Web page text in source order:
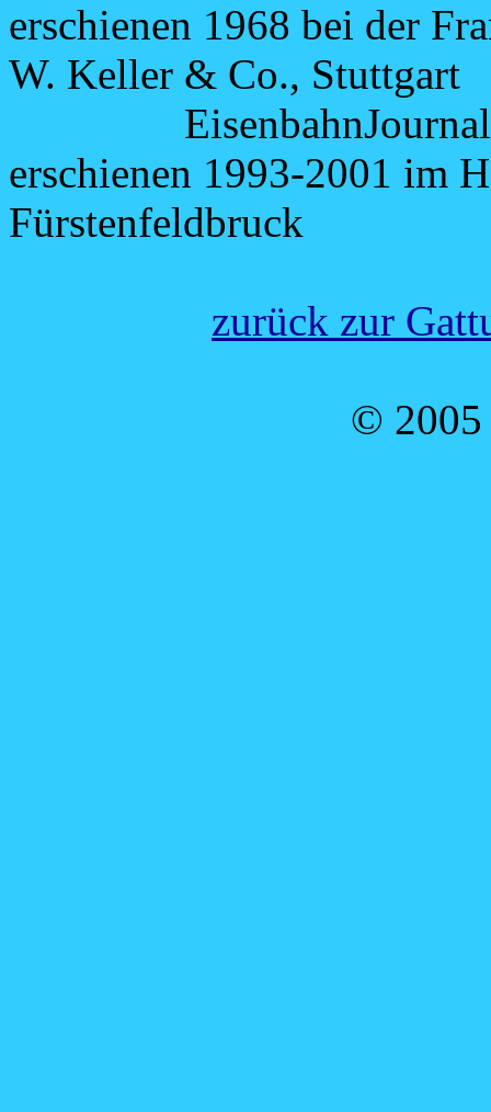
erschienen 1968 bei der
W. Keller & Co., Stuttgart
EisenbahnJournal:
erschienen 1993-2001 im
Fürstenfeldbruck
zurück zur
©